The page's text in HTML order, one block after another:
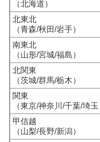
（北海道）
北東北
（青森/秋田/岩手）
南東北
（山形/宮城/福島）
北関東
（茨城/群馬/栃木）
関東
（東京/神奈川/千葉/埼玉
甲信越
（山梨/長野/新潟）